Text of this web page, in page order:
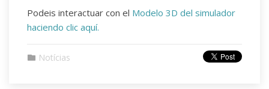
Podeis interactuar con el Modelo 3D del simulador
haciendo clic aquí.
Notícias